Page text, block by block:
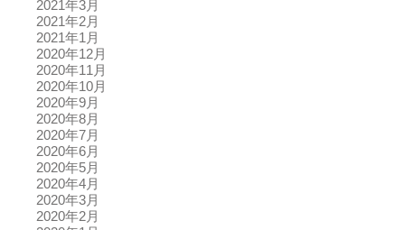
2021年3月
2021年2月
2021年1月
2020年12月
2020年11月
2020年10月
2020年9月
2020年8月
2020年7月
2020年6月
2020年5月
2020年4月
2020年3月
2020年2月